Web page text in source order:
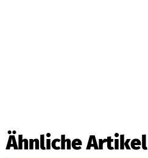
Ähnliche Artikel